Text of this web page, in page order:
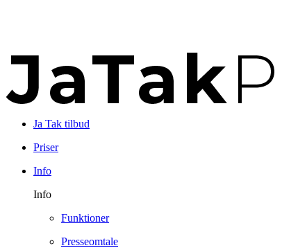
Ja Tak tilbud
Priser
Info
Info
Funktioner
Presseomtale